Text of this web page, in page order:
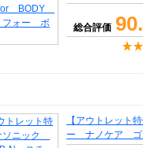
総合評価
【アウトレッ
ー ナノケア ゴ